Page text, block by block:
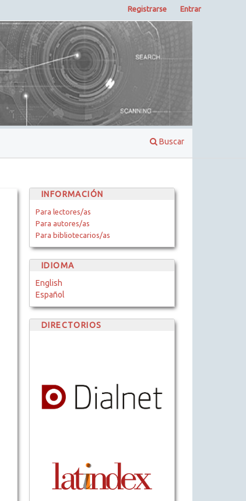
Buscar
Registrarse Entrar
INFORMACIÓN
Para lectores/as
Para autores/as
Para bibliotecarios/as
IDIOMA
English
Español
DIRECTORIOS